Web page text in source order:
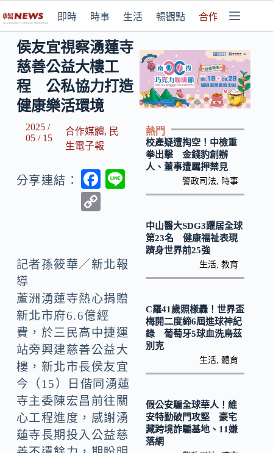
即時 時事 生活 暢觀點 合作媒體
侯友宜視察湧蓮寺
慈善公益大樓工
程 公私協力打造
健康樂活環境
2025 /
05 / 15
合作媒體, 民
生電子報
分享連結：
F
o
o
k
y
n
k
記者孫筱華／新北報
導
蘆洲湧蓮寺熱心捐贈
新北市府6.6億經
費，於三民高中捷運
站旁興建慈善公益大
樓，新北市長侯友宜
今（15）日偕同湧蓮
寺主委陳宏昌前往關
心工程進度，感謝湧
蓮寺長期投入公益慈
熱門
校產疑遭掏空！中檢重
拳出擊 金錢豹創辦
人、董事遭羈押禁見
警政司法 時事
中山醫大SDG3躍居全球
第23名 健康福祉表現
躋身世界前25強
生活 ,教育
C羅41歲照樣轟！世界盃
梅開二度締6屆進球神紀
錄 葡萄牙5球血洗烏茲
別克
生活 ,體育
假公安騙全球華人！維
安特勤破門攻堅 豪宅
藏跨境詐騙基地、11嫌
落網